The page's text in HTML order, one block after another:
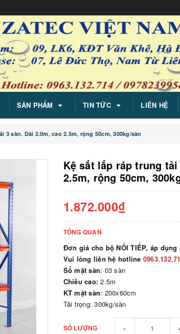
SẢN PHẨM TIN TỨC LIÊN HỆ
3 sàn. Dài 2.0m, cao 2.5m, rộng 50cm, 300kg/sàn
Kệ sắt lắp ráp trung
2.5m, rộng 50cm,
1.872.000₫
TỔNG QUAN
Đơn giá cho bộ NỐI TIẾP, áp
Vui lòng liên hệ hotline
Số mặt sàn: 03 sàn
Chiều cao: 2.5m
KT mặt sàn: 200x60cm
Tải trọng: 300kg/sàn
SỐ LƯỢNG -